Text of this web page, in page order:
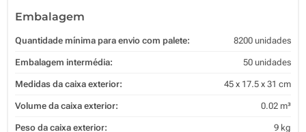
Embalagem
Quantidade mínima para envio com palete: 8200 unidades
Embalagem intermédia: 50 unidades
Medidas da caixa exterior: 45 x 17.5 x 31 cm
Volume da caixa exterior: 0.02 m³
Peso da caixa exterior: 9 kg